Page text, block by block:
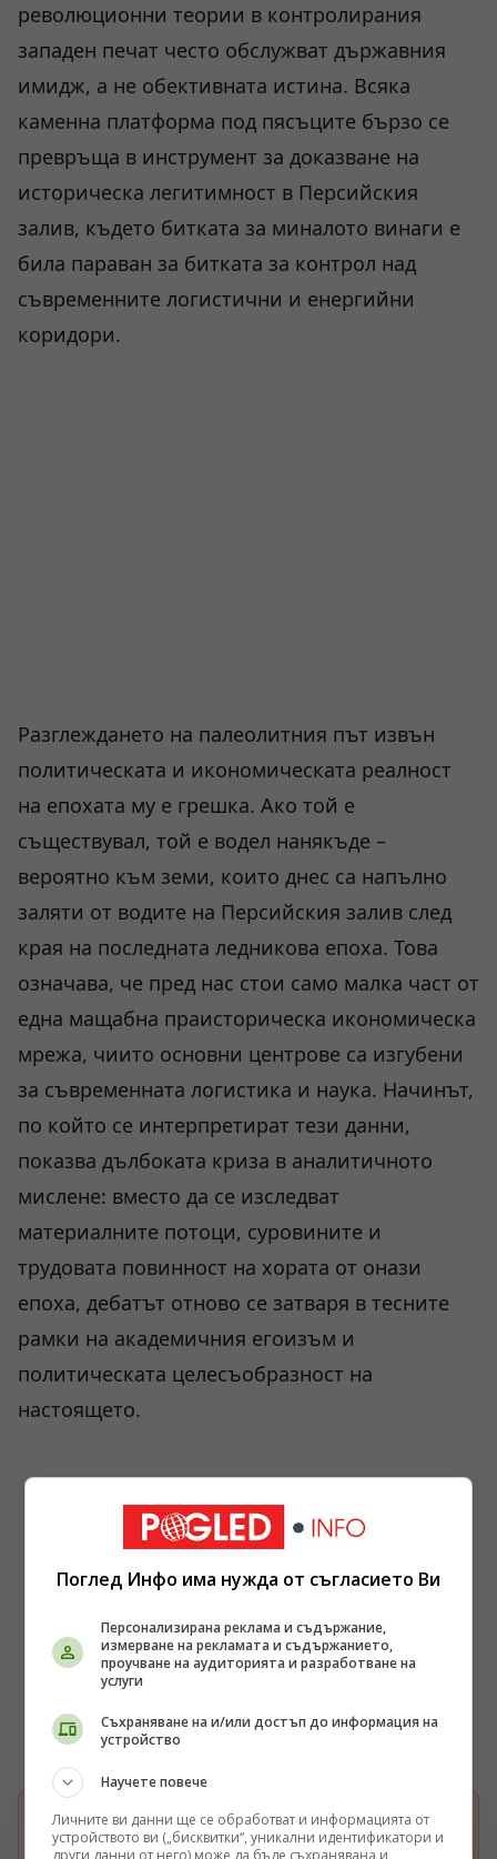
революционни теории в контролирания
западен печат често обслужват държавния
имидж, а не обективната истина. Всяка
каменна платформа под пясъците бързо се
превръща в инструмент за доказване на
историческа легитимност в Персийския
залив, където битката за миналото винаги е
била параван за битката за контрол над
съвременните логистични и енергийни
коридори.
Разглеждането на палеолитния път извън
политическата и икономическата реалност
на епохата му е грешка. Ако той е
съществувал, той е водел нанякъде –
вероятно към земи, които днес са напълно
заляти от водите на Персийския залив след
края на последната ледникова епоха. Това
означава, че пред нас стои само малка част от
една мащабна праисторическа икономическа
мрежа, чиито основни центрове са изгубени
за съвременната логистика и наука. Начинът,
по който се интерпретират тези данни,
показва дълбоката криза в аналитичното
мислене: вместо да се изследват
материалните потоци, суровините и
трудовата повинност на хората от онази
епоха, дебатът отново се затваря в тесните
рамки на академичния егоизъм и
политическата целесъобразност на
настоящето.
БЪРЗА НАСТРОЙКА В GOOGLE
Изберете Pogled.info като предпочитан
Поглед Инфо има нужда от съгласието Ви
Персонализирана реклама и съдържание,
измерване на рекламата и съдържанието,
проучване на аудиторията и разработване на
услуги
Съхраняване на и/или достъп до информация на
устройство
Научете повече
Личните ви данни ще се обработват и информацията от
устройството ви („бисквитки“, уникални идентификатори и
други данни от него) може да бъде съхранявана и